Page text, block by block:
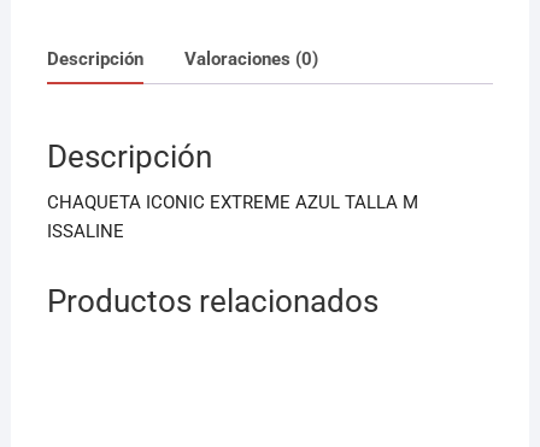
c
e
o
o
k
ai
l
at
s
p
p
Descripción Valoraciones (0)
Descripción
CHAQUETA ICONIC EXTREME AZUL TALLA M
ISSALINE
Productos relacionados